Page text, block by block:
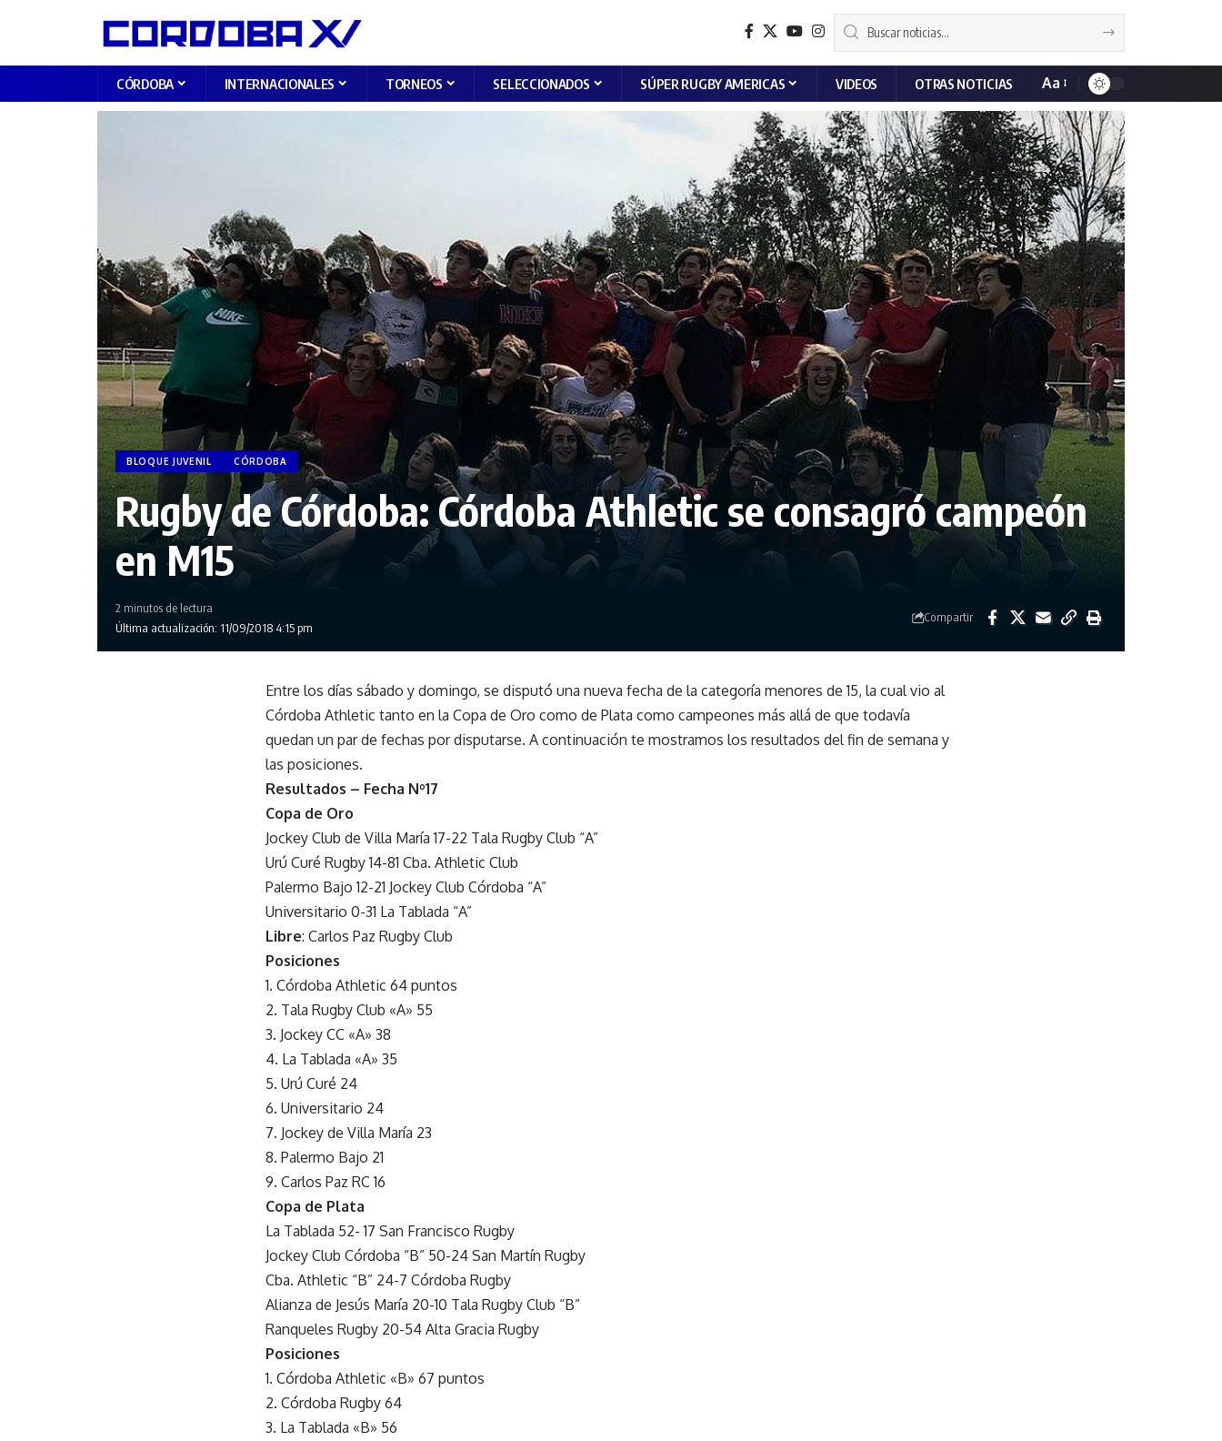
CÓRDOBA INTERNACIONALES TORNEOS SELECCIONADOS SÚPER RUGBY AMERICAS VIDEOS OTRAS NOTICIAS Aa
BLOQUE JUVENIL CÓRDOBA
Rugby de Córdoba: Córdoba Athletic se consagró campeón
en M15
Última actualización: 11/09/2018 4:15 pm
2 minutos de lectura
Compartir
Entre los días sábado y domingo, se disputó una nueva fecha de la categoría menores de 15, la cual vio al
Córdoba Athletic tanto en la Copa de Oro como de Plata como campeones más allá de que todavía
quedan un par de fechas por disputarse. A continuación te mostramos los resultados del fin de semana y
las posiciones.
Resultados – Fecha Nº17
Copa de Oro
Jockey Club de Villa María 17-22 Tala Rugby Club “A”
Urú Curé Rugby 14-81 Cba. Athletic Club
Palermo Bajo 12-21 Jockey Club Córdoba “A”
Universitario 0-31 La Tablada “A”
Libre: Carlos Paz Rugby Club
Posiciones
1. Córdoba Athletic 64 puntos
2. Tala Rugby Club «A» 55
3. Jockey CC «A» 38
4. La Tablada «A» 35
5. Urú Curé 24
6. Universitario 24
7. Jockey de Villa María 23
8. Palermo Bajo 21
9. Carlos Paz RC 16
Copa de Plata
La Tablada 52- 17 San Francisco Rugby
Jockey Club Córdoba “B” 50-24 San Martín Rugby
Cba. Athletic “B” 24-7 Córdoba Rugby
Alianza de Jesús María 20-10 Tala Rugby Club “B”
Ranqueles Rugby 20-54 Alta Gracia Rugby
Posiciones
1. Córdoba Athletic «B» 67 puntos
2. Córdoba Rugby 64
3. La Tablada «B» 56